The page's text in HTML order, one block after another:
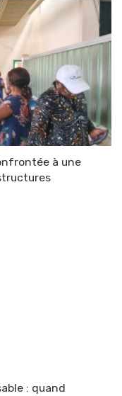
à une
: quand